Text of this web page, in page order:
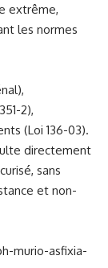
extrême,
les normes
2),
(Loi 136-03).
directement
sans
et non-
murio-asfixia-